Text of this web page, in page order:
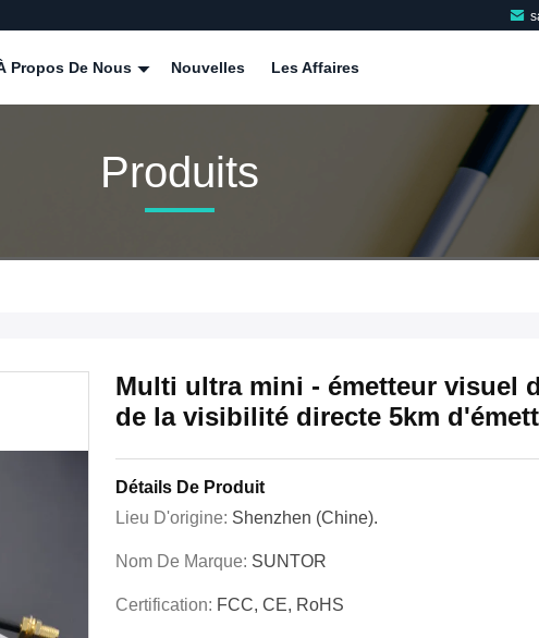
Propos De Nous Nouvelles Les Affaires
Produits
Multi ultra mini - émetteur visuel
de la visibilité directe 5km
Détails De Produit
Lieu D'origine: Shenzhen (Chine).
Nom De Marque: SUNTOR
Certification: FCC, CE, RoHS